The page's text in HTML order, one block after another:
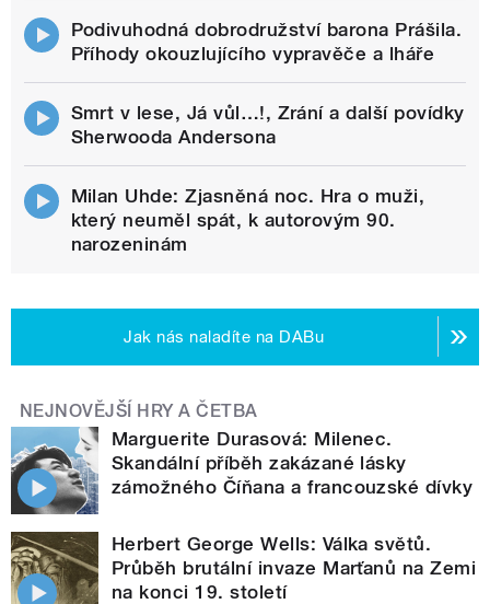
Podivuhodná dobrodružství barona Prášila.
Příhody okouzlujícího vypravěče a lháře
Smrt v lese, Já vůl…!, Zrání a další povídky
Sherwooda Andersona
Milan Uhde: Zjasněná noc. Hra o muži,
který neuměl spát, k autorovým 90.
narozeninám
Jak nás naladíte na DABu
NEJNOVĚJŠÍ HRY A ČETBA
Marguerite Durasová: Milenec.
Skandální příběh zakázané lásky
zámožného Číňana a francouzské dívky
Herbert George Wells: Válka světů.
Průběh brutální invaze Marťanů na Zemi
na konci 19. století